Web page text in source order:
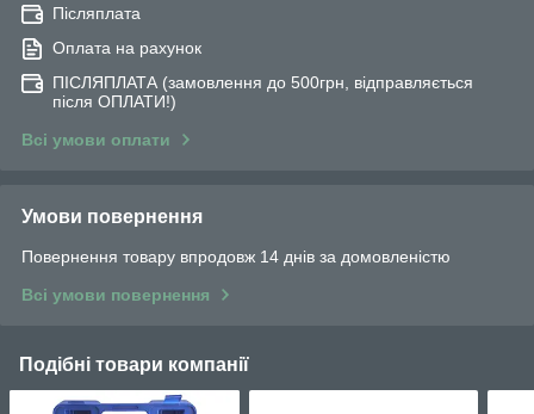
Післяплата
Оплата на рахунок
ПІСЛЯПЛАТА (замовлення до 500грн, відправляється
після ОПЛАТИ!)
Всі умови оплати
Умови повернення
Повернення товару впродовж 14 днів за домовленістю
Всі умови повернення
Подібні товари компанії